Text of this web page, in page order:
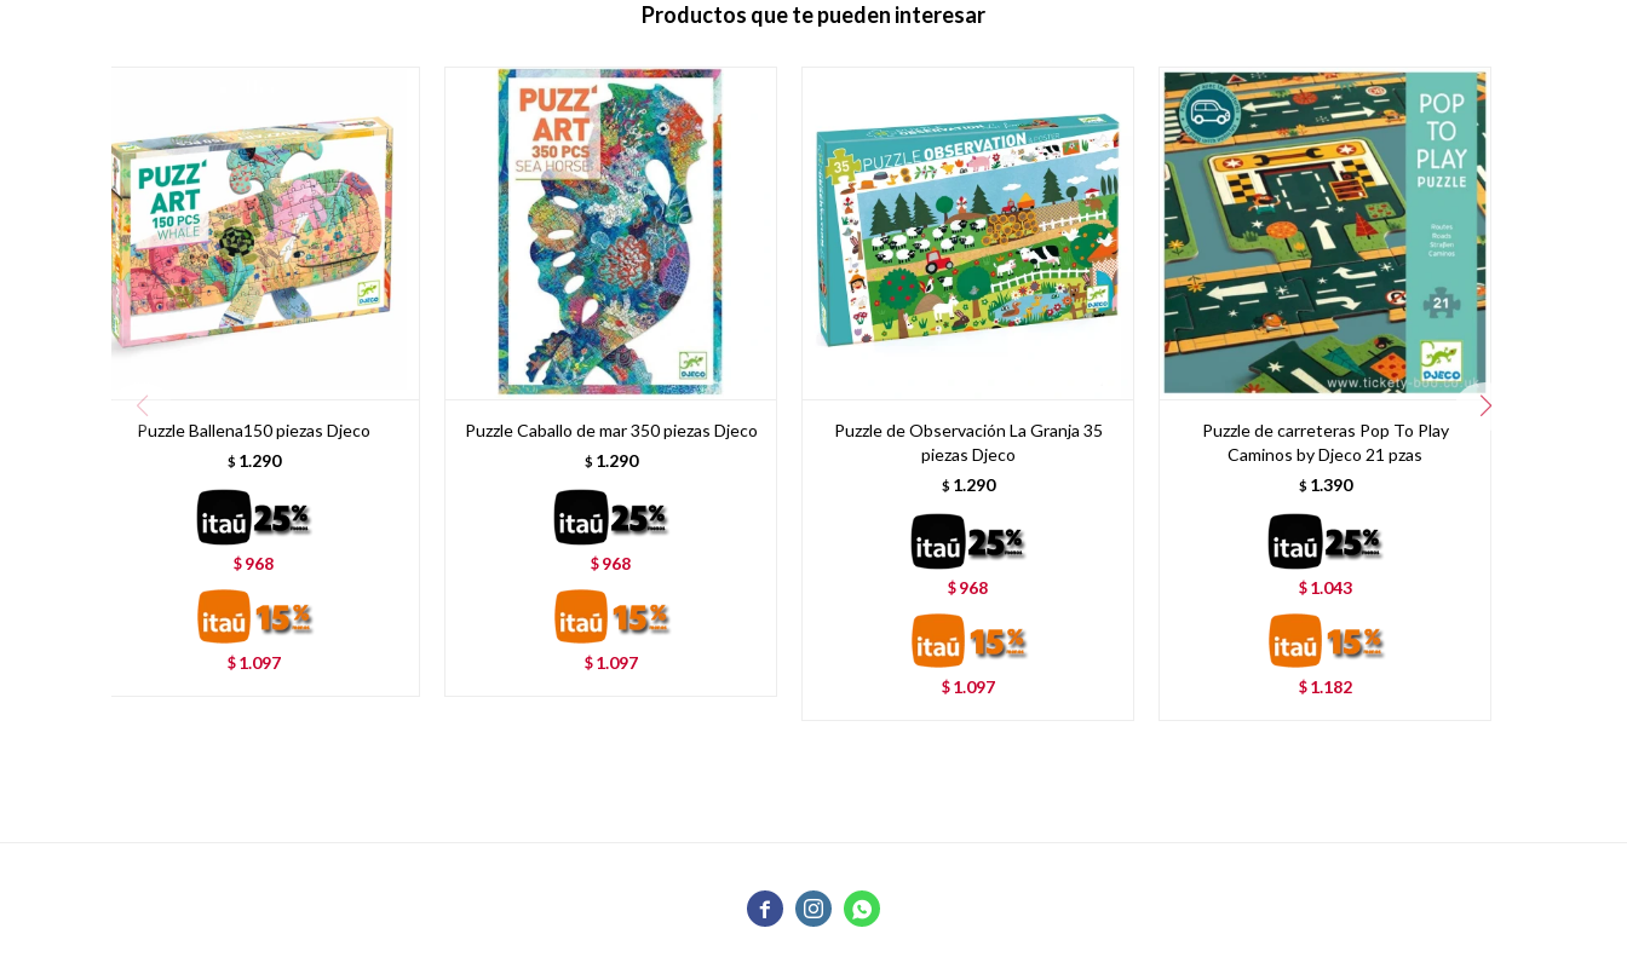
Productos que te pueden interesar
Puzzle Ballena150 piezas Djeco
$ 1.290
$ 968
$ 1.097
Puzzle Caballo de mar 350 piezas Djeco
$ 1.290
$ 968
$ 1.097
Puzzle de Observación La Granja 35
piezas Djeco
$ 1.290
$ 968
$ 1.097
Puzzle de carreteras Pop To Play
Caminos by Djeco 21 pzas
$ 1.390
$ 1.043
$ 1.182
  